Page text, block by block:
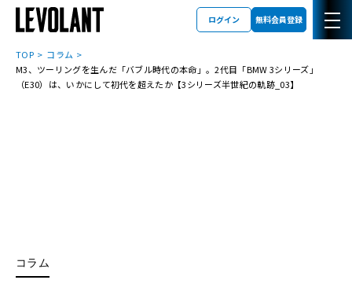
ログイン 無料会員登録
TOP
コラム
M3、ツーリングを生んだ「バブル時代の本命」。2代目「BMW 3シリーズ」
（E30）は、いかにして初代を超えたか【3シリーズ半世紀の軌跡_03】
コラム